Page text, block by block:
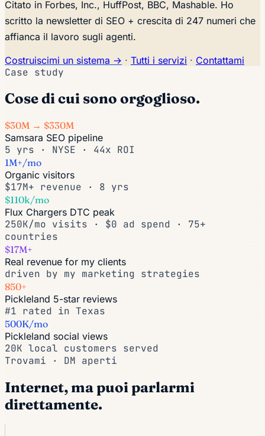
Citato in Forbes, Inc., HuffPost, BBC, Mashable. Ho
scritto la newsletter di SEO + crescita di 247 numeri che
affianca il lavoro sugli agenti.
Costruiscimi un sistema → · Tutti i servizi · Contattami
Case study
Cose di cui sono orgoglioso.
$30M → $330M
Samsara SEO pipeline
5 yrs · NYSE · 44x ROI
1M+/mo
Organic visitors
$17M+ revenue · 8 yrs
$110k/mo
Flux Chargers DTC peak
250K/mo visits · $0 ad spend · 75+
countries
$17M+
Real revenue for my clients
driven by my marketing strategies
850+
Pickleland 5-star reviews
#1 rated in Texas
500K/mo
Pickleland social views
20K local customers served
Trovami · DM aperti
Internet, ma puoi parlarmi
direttamente.